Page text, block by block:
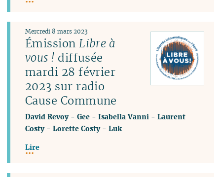
ÉmissionLibre à
vous ! diffusée
mardi 28 février
2023 sur radio
Cause Commune
Mercredi 8 mars 2023
David Revoy-Gee -Isabella Vanni -Laurent
Costy-Lorette Costy-Luk
Lire